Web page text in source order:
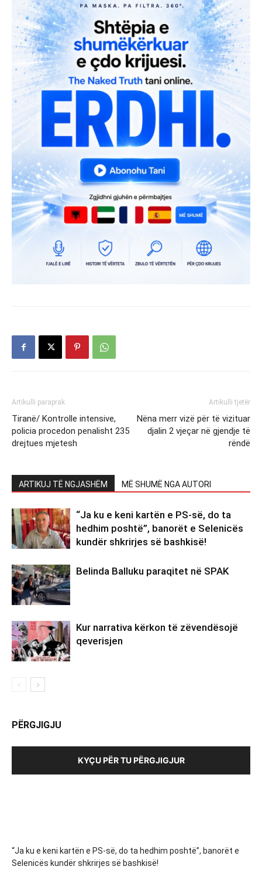
Artikulli paraprak
Tiranë/ Kontrolle intensive,
policia procedon penalisht 235
drejtues mjetesh
Artikulli tjetër
Nëna merr vizë për të vizituar
djalin 2 vjeçar në gjendje të
rëndë
ARTIKUJ TË NGJASHËM MË SHUMË NGA AUTORI
“Ja ku e keni kartën e PS-së, do ta
hedhim poshtë”, banorët e Selenicës
kundër shkrirjes së bashkisë!
Belinda Balluku paraqitet në SPAK
Kur narrativa kërkon të zëvendësojë
qeverisjen
PËRGJIGJU
KYÇU PËR TU PËRGJIGJUR
“Ja ku e keni kartën e PS-së, do ta hedhim poshtë”, banorët e
Selenicës kundër shkrirjes së bashkisë!